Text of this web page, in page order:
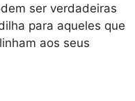
ser verdadeiras
para aqueles que
aos seus